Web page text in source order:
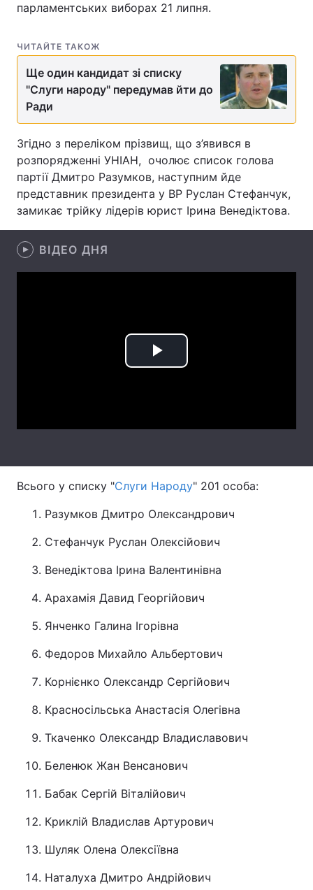
Економіка Світ
Спорт Наука
Техно і зв'язок
Зброя Інциденти
Здоров'я Туризм
Цікавинки Погода
Думки
Вакансії
Послуги
парламентських виборах 21 липня.
ЧИТАЙТЕ ТАКОЖ
Ще один кандидат зі списку
"Слуги народу" передумав йти до
Ради
Згідно з переліком прізвищ, що з’явився в
розпорядженні УНІАН, очолює список голова
партії Дмитро Разумков, наступним йде
представник президента у ВР Руслан Стефанчук,
замикає трійку лідерів юрист Ірина Венедіктова.
ВІДЕО ДНЯ
Play
Всього у списку "Слуги Народу" 201 особа:
Разумков Дмитро Олександрович
Стефанчук Руслан Олексійович
Венедіктова Ірина Валентинівна
Арахамія Давид Георгійович
Янченко Галина Ігорівна
Федоров Михайло Альбертович
Корнієнко Олександр Сергійович
Красносільська Анастасія Олегівна
Ткаченко Олександр Владиславович
Беленюк Жан Венсанович
Бабак Сергій Віталійович
Криклій Владислав Артурович
Шуляк Олена Олексіївна
Наталуха Дмитро Андрійович